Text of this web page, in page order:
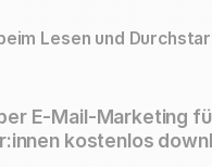
Lesen und
E-Mail-Marketing
kostenlos